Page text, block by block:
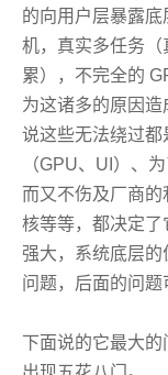
的向用户层暴露
机，真实多任务
累），不完全的
为这诸多的原因造
说这些无法绕过
（GPU、UI）、
而又不伤及厂商
核等等，都决定
强大，系统底层
问题，后面的问题
下面说的它最大